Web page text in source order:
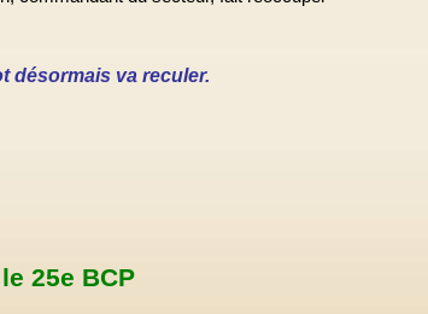
désormais va reculer.
25e BCP